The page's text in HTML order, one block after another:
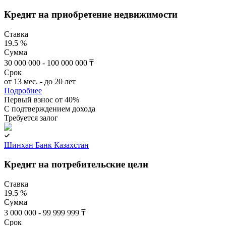
Кредит на приобретение недвижимости
Ставка
19.5 %
Сумма
30 000 000 - 100 000 000 ₸
Срок
от 13 мес. - до 20 лет
Подробнее
Первый взнос от 40%
C подтверждением дохода
Требуется залог
Шинхан Банк Казахстан
Кредит на потребительские цели
Ставка
19.5 %
Сумма
3 000 000 - 99 999 999 ₸
Срок